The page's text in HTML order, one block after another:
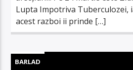
Lupta Impotriva Tuberculozei,
acest razboi ii prinde […]
BARLAD